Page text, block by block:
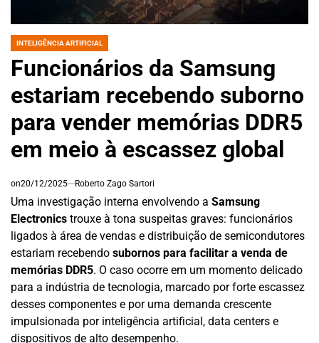
POSTED
INTELIGÊNCIA ARTIFICIAL
Funcionários da Samsung
estariam recebendo suborno
para vender memórias DDR5
em meio à escassez global
on20/12/2025 Roberto Zago Sartori
Uma investigação interna envolvendo a Samsung
Electronics trouxe à tona suspeitas graves: funcionários
ligados à área de vendas e distribuição de semicondutores
estariam recebendo subornos para facilitar a venda de
memórias DDR5. O caso ocorre em um momento delicado
para a indústria de tecnologia, marcado por forte escassez
desses componentes e por uma demanda crescente
impulsionada por inteligência artificial, data centers e
dispositivos de alto desempenho.